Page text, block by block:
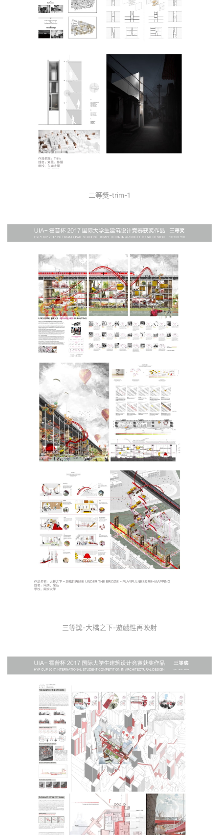
二等獎-trim-1
三等獎-大橋之下-遊戲性再映射